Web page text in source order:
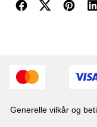
Generelle vilkår og